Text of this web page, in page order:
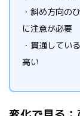
・斜め方向の
に注意が必要
・貫通してい
高い